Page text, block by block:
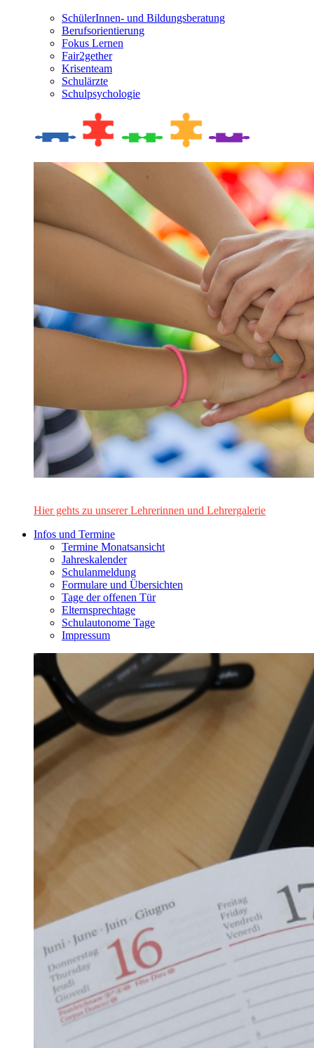
SchülerInnen- und Bildungsberatung
Berufsorientierung
Fokus Lernen
Fair2gether
Krisenteam
Schulärzte
Schulpsychologie
Hier gehts zu unserer Lehrerinnen und Lehrergalerie
Infos und Termine
Termine Monatsansicht
Jahreskalender
Schulanmeldung
Formulare und Übersichten
Tage der offenen Tür
Elternsprechtage
Schulautonome Tage
Impressum